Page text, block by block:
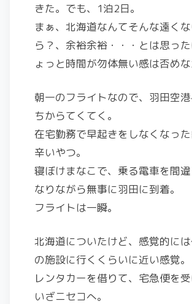
きた。でも、1泊2日。
まぁ、北海道なんてそんな遠く
ら？、余裕余裕・・・とは思っ
ょっと時間が勿体無い感は否めな
朝一のフライトなので、羽田空
ちからてくてく。
在宅勤務で早起きをしなくなっ
辛いやつ。
寝ぼけまなこで、乗る電車を間
なりながら無事に羽田に到着。
フライトは一瞬。
北海道についたけど、感覚的に
の施設に行くくらいに近い感覚。
レンタカーを借りて、宅急便を
いざニセコへ。